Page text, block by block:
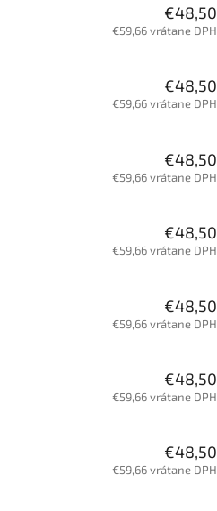
€48,50
€59,66 vrátane DPH
€48,50
€59,66 vrátane DPH
€48,50
€59,66 vrátane DPH
€48,50
€59,66 vrátane DPH
€48,50
€59,66 vrátane DPH
€48,50
€59,66 vrátane DPH
€48,50
€59,66 vrátane DPH